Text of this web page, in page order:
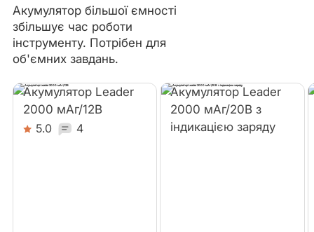
Акумулятор більшої ємності
збільшує час роботи
інструменту. Потрібен для
об'ємних завдань.
Акумулятор Leader
2000 мАг/12В
5.0 4
Акумулятор Leader
2000 мАг/20В з
індикацією заряду